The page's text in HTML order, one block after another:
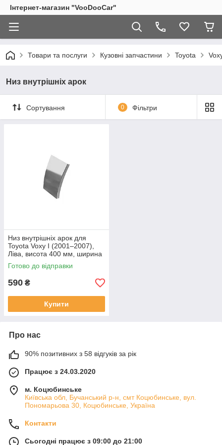
Інтернет-магазин "VooDooCar"
Товари та послуги Кузовні запчастини Toyota
Низ внутрішніх арок
Сортування 0 Фільтри
Низ внутрішніх арок для
Toyota Voxy I (2001–2007),
Ліва, висота 400 мм, ширина
185 мм
Готово до відправки
590 ₴
Купити
Про нас
90% позитивних з 58 відгуків за рік
Працює з 24.03.2020
м. Коцюбинське
Київська обл, Бучанський р-н, смт Коцюбинське, вул.
Пономарьова 30, Коцюбинське, Україна
Контакти
Сьогодні працює з 09:00 до 21:00